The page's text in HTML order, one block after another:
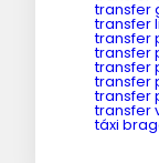
transfer
transfer
transfer
transfer
transfer
transfer
transfer
transfer
táxi